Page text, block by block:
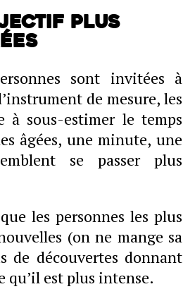
plus
sont invitées à
de mesure, les
à sous-estimer le temps
âgées, une minute, une
se passer plus
les personnes les plus
(on ne mange sa
de découvertes donnant
qu’il est plus intense.